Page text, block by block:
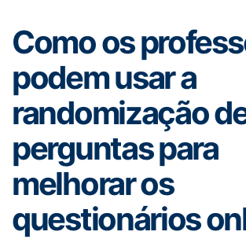
Como os
podem usar a
randomização
perguntas para
melhorar os
questionários